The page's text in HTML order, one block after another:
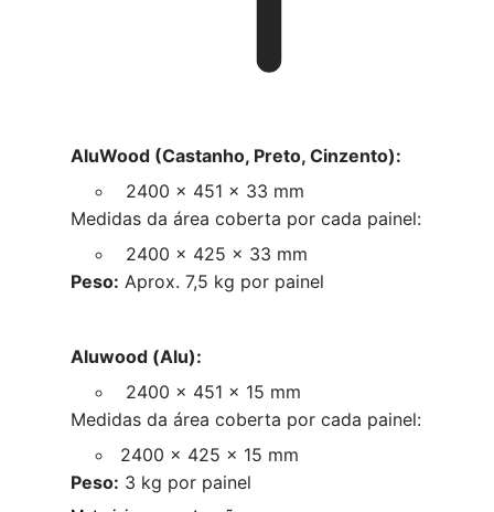
AluWood (Castanho, Preto, Cinzento):
2400 x 451 x 33 mm
Medidas da área coberta por cada painel:
2400 x 425 x 33 mm
Peso: Aprox. 7,5 kg por painel
Aluwood (Alu):
2400 x 451 x 15 mm
Medidas da área coberta por cada painel:
2400 x 425 x 15 mm
Peso: 3 kg por painel